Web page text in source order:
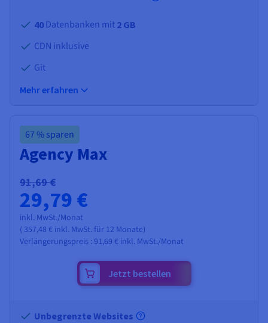
40 Datenbanken mit 2 GB
CDN inklusive
Git
Mehr erfahren
67 % sparen
Agency Max
91,69 €
29,79 €
inkl. MwSt./Monat
( 357,48 € inkl. MwSt.für 12 Monate)
Verlängerungspreis : 91,69 € inkl. MwSt./Monat
Jetzt bestellen
Unbegrenzte Websites